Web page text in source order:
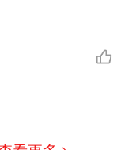
美国怕什
家”改写了
大王”称